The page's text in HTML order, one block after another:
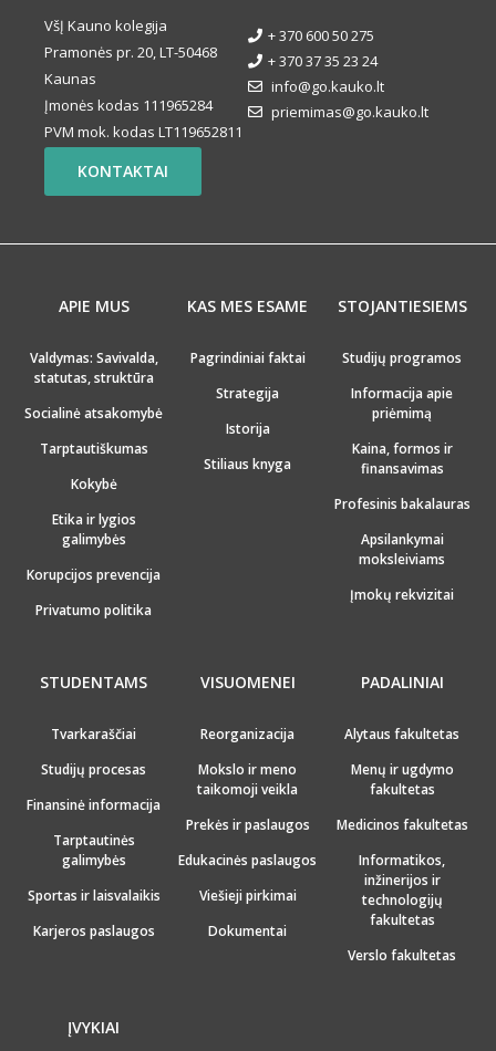
VšĮ Kauno kolegija
Pramonės pr. 20, LT-50468
Kaunas
Įmonės kodas 111965284
PVM mok. kodas LT119652811
+ 370 600 50 275
+ 370 37 35 23 24
info@go.kauko.lt
priemimas@go.kauko.lt
KONTAKTAI
APIE MUS
Valdymas: Savivalda,
statutas, struktūra
Socialinė atsakomybė
Tarptautiškumas
Kokybė
Etika ir lygios
galimybės
Korupcijos prevencija
Privatumo politika
KAS MES ESAME
Pagrindiniai faktai
Strategija
Istorija
Stiliaus knyga
STOJANTIESIEMS
Studijų programos
Informacija apie
priėmimą
Kaina, formos ir
finansavimas
Profesinis bakalauras
Apsilankymai
moksleiviams
Įmokų rekvizitai
STUDENTAMS
Tvarkaraščiai
Studijų procesas
Finansinė informacija
Tarptautinės
galimybės
Sportas ir laisvalaikis
Karjeros paslaugos
VISUOMENEI
Reorganizacija
Mokslo ir meno
taikomoji veikla
Prekės ir paslaugos
Edukacinės paslaugos
Viešieji pirkimai
Dokumentai
PADALINIAI
Alytaus fakultetas
Menų ir ugdymo
fakultetas
Medicinos fakultetas
Informatikos,
inžinerijos ir
technologijų
fakultetas
Verslo fakultetas
ĮVYKIAI